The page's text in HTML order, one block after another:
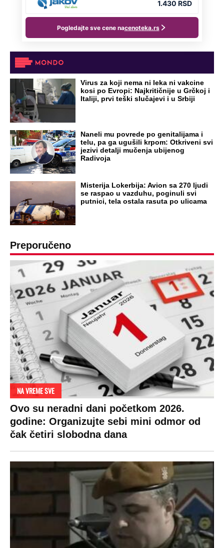
Virus za koji nema ni leka ni vakcine
kosi po Evropi: Najkritičnije u Grčkoj i
Italiji, prvi teški slučajevi i u Srbiji
Naneli mu povrede po genitalijama i
telu, pa ga ugušili krpom: Otkriveni svi
jezivi detalji mučenja ubijenog
Radivoja
Misterija Lokerbija: Avion sa 270 ljudi
se raspao u vazduhu, poginuli svi
putnici, tela ostala rasuta po ulicama
Preporučeno
NA VREME SVE
Ovo su neradni dani početkom 2026.
godine: Organizujte sebi mini odmor od
čak četiri slobodna dana